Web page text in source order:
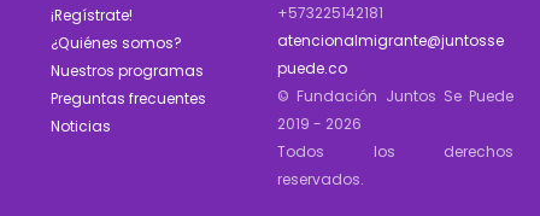
¡Regístrate!
¿Quiénes somos?
Nuestros programas
Preguntas frecuentes
Noticias
+573225142181
atencionalmigrante@juntosse
puede.co
© Fundación Juntos Se Puede
2019 - 2026
Todos los derechos
reservados.